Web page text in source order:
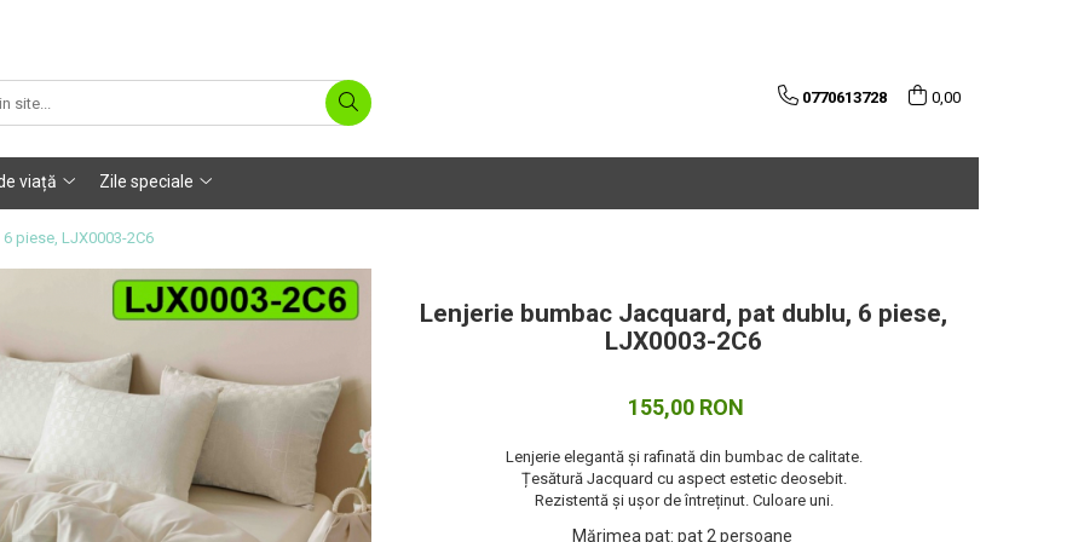
0770613728 0,00
viață Zile speciale
piese, LJX0003-2C6
Lenjerie bumbac Jacquard, pat dublu, 6 piese,
LJX0003-2C6
155,00 RON
Lenjerie elegantă și rafinată din bumbac de calitate.
Țesătură Jacquard cu aspect estetic deosebit.
Rezistentă și ușor de întreținut. Culoare uni.
Mărimea pat: pat 2 persoane